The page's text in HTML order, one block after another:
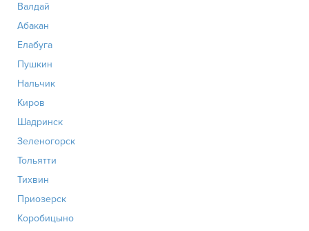
Валдай
Абакан
Елабуга
Пушкин
Нальчик
Киров
Шадринск
Зеленогорск
Тольятти
Тихвин
Приозерск
Коробицыно